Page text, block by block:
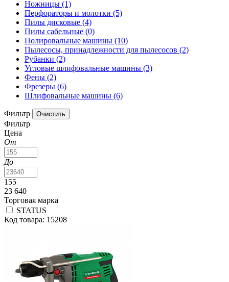
Ножницы (1)
Перфораторы и молотки (5)
Пилы дисковые (4)
Пилы сабельные (0)
Полировальные машины (10)
Пылесосы, принадлежности для пылесосов (2)
Рубанки (2)
Угловые шлифовальные машины (3)
Фены (2)
Фрезеры (6)
Шлифовальные машины (6)
Фильтр
Фильтр
Цена
От
До
155
23 640
Торговая марка
STATUS
Код товара: 15208